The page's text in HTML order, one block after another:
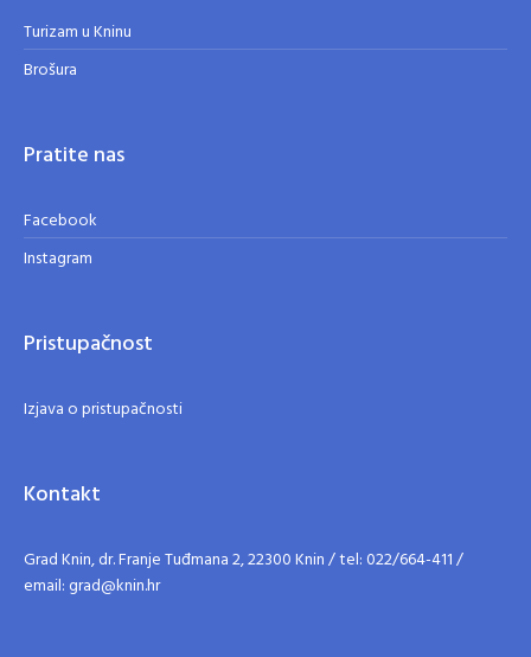
Turizam u Kninu
Brošura
Pratite nas
Facebook
Instagram
Pristupačnost
Izjava o pristupačnosti
Kontakt
Grad Knin, dr. Franje Tuđmana 2, 22300 Knin / tel: 022/664-411 /
email: grad@knin.hr